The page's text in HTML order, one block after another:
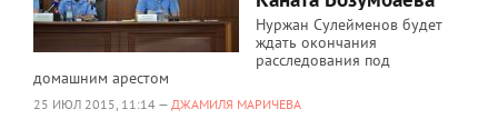
Нуржан Сулейменов будет
ждать окончания
расследования под
домашним арестом
25 ИЮЛ 2015, 11:14 — ДЖАМИЛЯ МАРИЧЕВА